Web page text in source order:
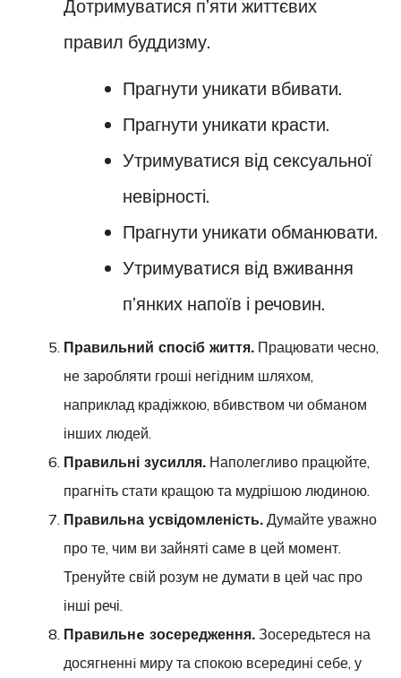
Дотримуватися п’яти життєвих
правил буддизму.
Прагнути уникати вбивати.
Прагнути уникати красти.
Утримуватися від сексуальної
невірності.
Прагнути уникати обманювати.
Утримуватися від вживання
п’янких напоїв і речовин.
Правильний спосіб життя. Працювати чесно,
не заробляти гроші негідним шляхом,
наприклад крадіжкою, вбивством чи обманом
інших людей.
Правильні зусилля. Наполегливо працюйте,
прагніть стати кращою та мудрішою людиною.
Правильна усвідомленість. Думайте уважно
про те, чим ви зайняті саме в цей момент.
Тренуйте свій розум не думати в цей час про
інші речі.
Правильнe зосередження. Зосередьтеся на
досягненнi миру та спокою всередині себе, у